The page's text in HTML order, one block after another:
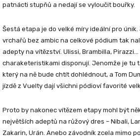
patnácti stupňů a nedají se vyloučit bouřky.
Šestá etapa je do velké míry ideální pro
vrchařů bez ambic na celkové pódium tak
adepty na vítězství. Ulissi, Brambilla, Pirazzi
charaketeristikami disponují. Jenomže je tu
který na ně bude chtít dohlédnout, a Tom
jízdě z Vuelty dají všichni pódioví favorité
Proto by nakonec vítězem etapy mohl být
největších adeptů na růžový dres – Nibali,
Zakarin, Urán. Anebo závodník zcela mimo